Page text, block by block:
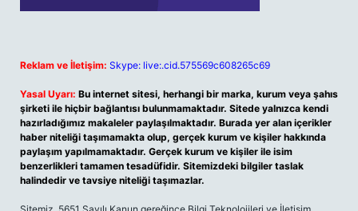
Reklam ve İletişim: Skype: live:.cid.575569c608265c69
Yasal Uyarı: Bu internet sitesi, herhangi bir marka, kurum veya şahıs
şirketi ile hiçbir bağlantısı bulunmamaktadır. Sitede yalnızca kendi
hazırladığımız makaleler paylaşılmaktadır. Burada yer alan içerikler
haber niteliği taşımamakta olup, gerçek kurum ve kişiler hakkında
paylaşım yapılmamaktadır. Gerçek kurum ve kişiler ile isim
benzerlikleri tamamen tesadüfidir. Sitemizdeki bilgiler taslak
halindedir ve tavsiye niteliği taşımazlar.